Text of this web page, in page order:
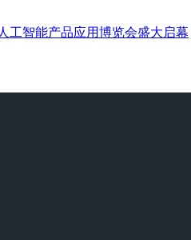
工智能产品应用博览会盛大启幕